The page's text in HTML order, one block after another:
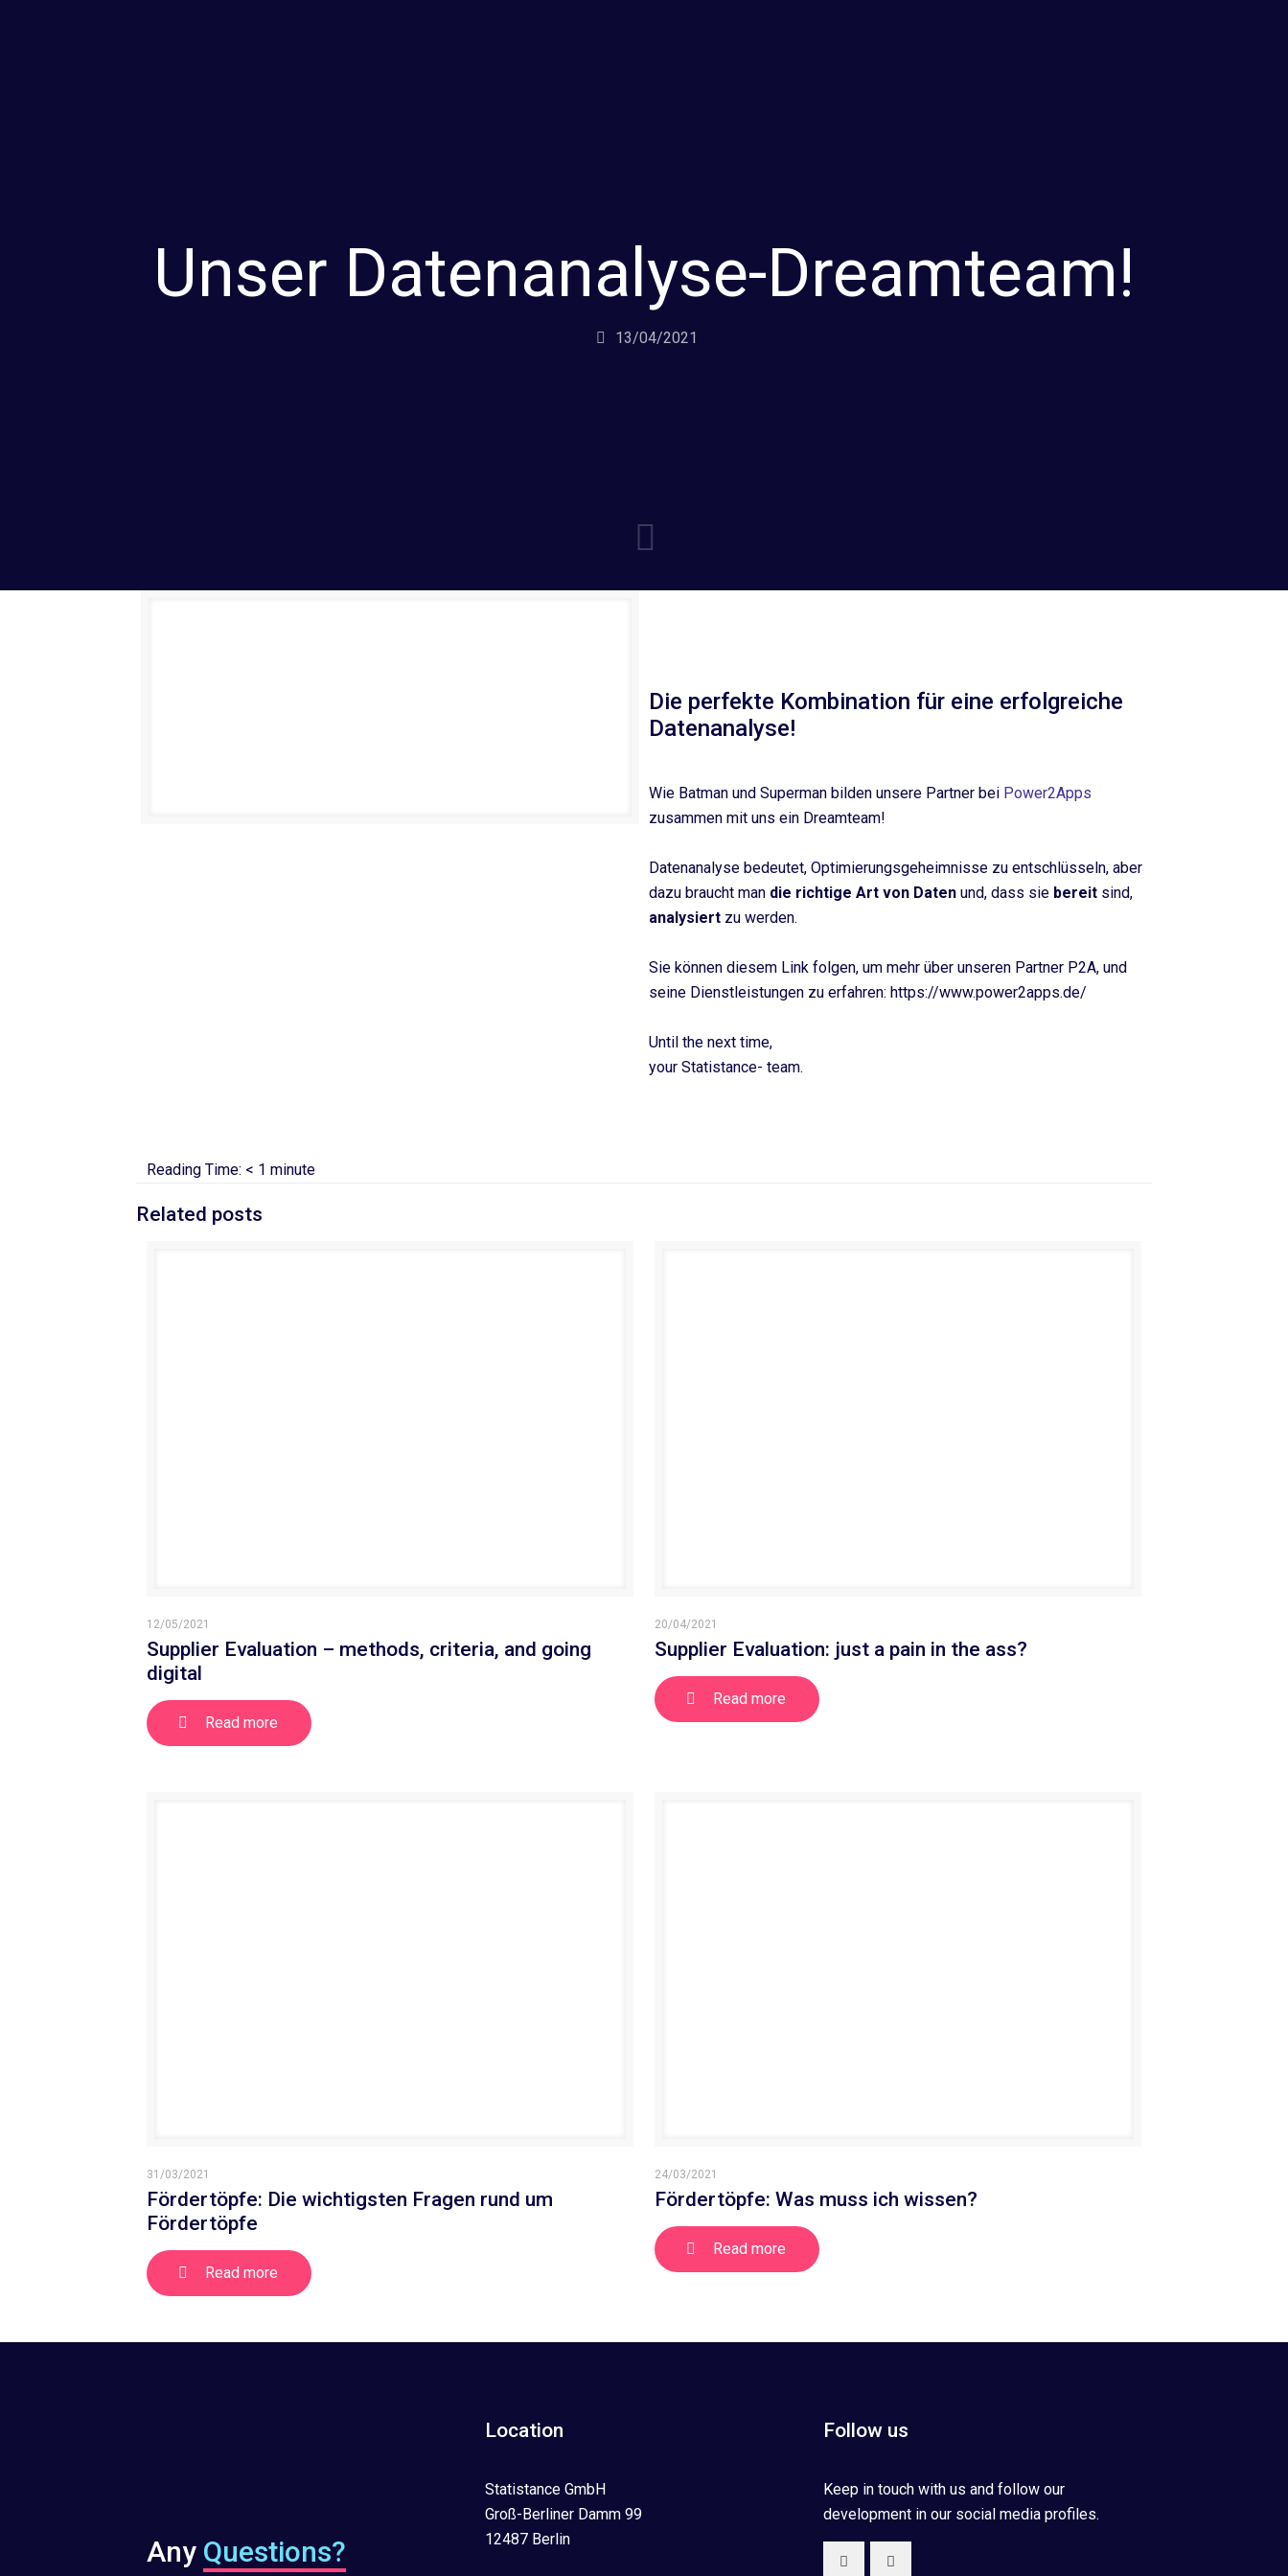
Unser Datenanalyse-Dreamteam!
13/04/2021
Die perfekte Kombination für eine erfolgreiche
Datenanalyse!
Wie Batman und Superman bilden unsere Partner bei Power2Apps
zusammen mit uns ein Dreamteam!
Datenanalyse bedeutet, Optimierungsgeheimnisse zu entschlüsseln, aber
dazu braucht man die richtige Art von Daten und, dass sie bereit sind,
analysiert zu werden.
Sie können diesem Link folgen, um mehr über unseren Partner P2A, und
seine Dienstleistungen zu erfahren: https://www.power2apps.de/
Until the next time,
your Statistance- team.
Reading Time: < 1 minute
Related posts
12/05/2021
Supplier Evaluation – methods, criteria, and going
digital
Read more
20/04/2021
Supplier Evaluation: just a pain in the ass?
Read more
31/03/2021
Fördertöpfe: Die wichtigsten Fragen rund um
Fördertöpfe
Read more
24/03/2021
Fördertöpfe: Was muss ich wissen?
Read more
Any Questions?
Location
Statistance GmbH
Groß-Berliner Damm 99
12487 Berlin
Follow us
Keep in touch with us and follow our
development in our social media profiles.